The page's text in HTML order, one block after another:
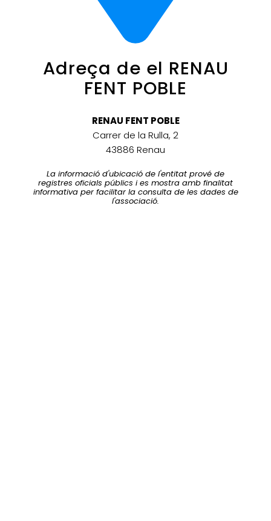
Adreça de el RENAU
FENT POBLE
RENAU FENT POBLE
Carrer de la Rulla, 2
43886 Renau
La informació d'ubicació de l'entitat prové de
registres oficials públics i es mostra amb finalitat
informativa per facilitar la consulta de les dades de
l'associació.